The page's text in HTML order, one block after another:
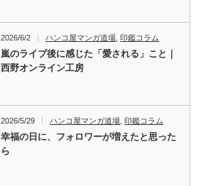
2026/6/2 ハンコ屋マンガ道場 ,印鑑コラム
嵐のライブ後に感じた「愛される」こと｜
西野オンライン工房
2026/5/29 ハンコ屋マンガ道場 印鑑コラム
幸福の日に、フォロワーが増えたと思った
ら